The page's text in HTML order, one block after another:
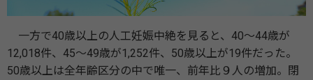
一方で40歳以上の人工妊娠中絶を見ると、40〜44歳が
12,018件、45〜49歳が1,252件、50歳以上が19件だった。
50歳以上は全年齢区分の中で唯一、前年比９人の増加。閉